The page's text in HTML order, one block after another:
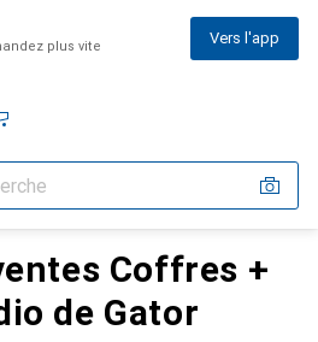
plus vite Vers l'app
Coffres +
de Gator